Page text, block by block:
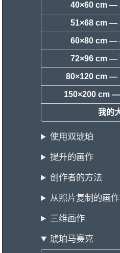
40×60 cm —
51×68 cm —
60×80 cm —
72×96 cm —
80×120 cm —
150×200 cm —
我的
使用双琥珀
提升的画作
创作者的方法
从照片复制的画作
三维画作
琥珀马赛克